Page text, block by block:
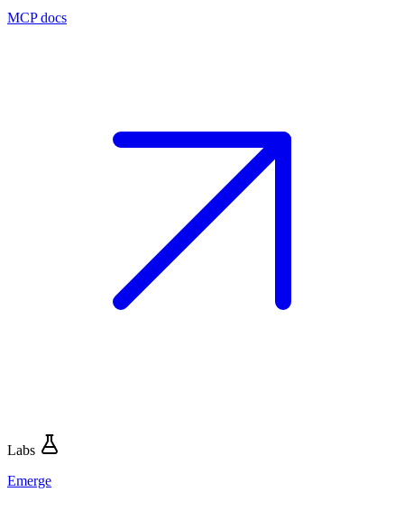
MCP docs
Labs
Emerge